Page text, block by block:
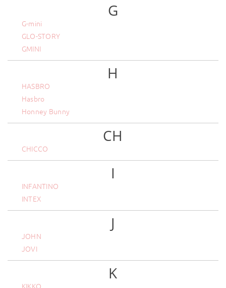
G
G-mini
GLO-STORY
GMINI
H
HASBRO
Hasbro
Honney Bunny
CH
CHICCO
I
INFANTINO
INTEX
J
JOHN
JOVI
K
KIKKO